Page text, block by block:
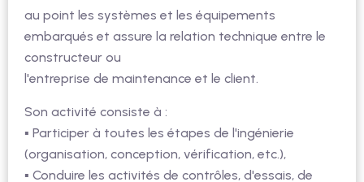
au point les systèmes et les équipements
embarqués et assure la relation technique entre le
constructeur ou
l'entreprise de maintenance et le client.
Son activité consiste à :
▪ Participer à toutes les étapes de l'ingénierie
(organisation, conception, vérification, etc.),
▪ Conduire les activités de contrôles, d'essais, de